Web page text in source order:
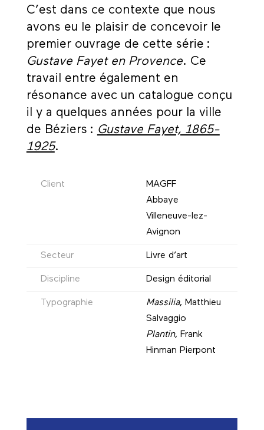
C’est dans ce contexte que nous
avons eu le plaisir de concevoir le
premier ouvrage de cette série :
Gustave Fayet en Provence. Ce
travail entre également en
résonance avec un catalogue conçu
il y a quelques années pour la ville
de Béziers : Gustave Fayet, 1865-
1925.
Client
MAGFF
Abbaye
Villeneuve-lez-
Avignon
Secteur Livre d’art
Discipline Design éditorial
Typographie Massilia, Matthieu
Salvaggio
Plantin, Frank
Hinman Pierpont